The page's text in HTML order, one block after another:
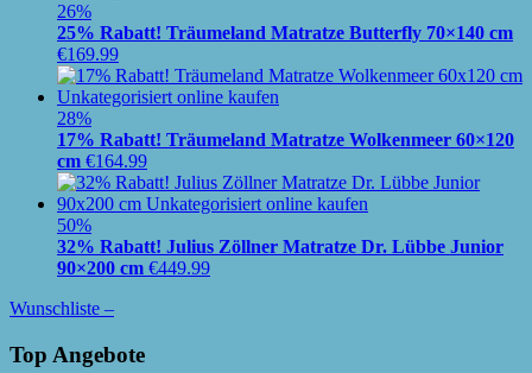
26%
25% Rabatt! Träumeland Matratze Butterfly 70×140 cm
€169.99
28%
17% Rabatt! Träumeland Matratze Wolkenmeer 60×120
cm €164.99
50%
32% Rabatt! Julius Zöllner Matratze Dr. Lübbe Junior
90×200 cm €449.99
Wunschliste –
Top Angebote